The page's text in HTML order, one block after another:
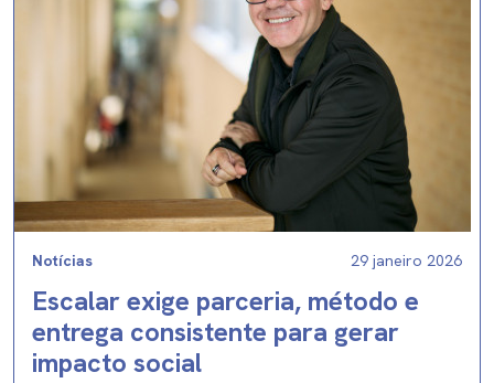
Notícias 29 janeiro 2026
Escalar exige parceria, método e
entrega consistente para gerar
impacto social